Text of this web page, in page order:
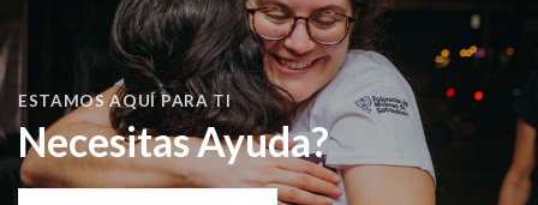
ESTAMOS AQUÍ PARA TI
Necesitas Ayuda?